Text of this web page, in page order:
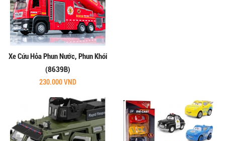
Xe Cứu Hỏa Phun Nước, Phun Khói
(8639B)
230.000 VND